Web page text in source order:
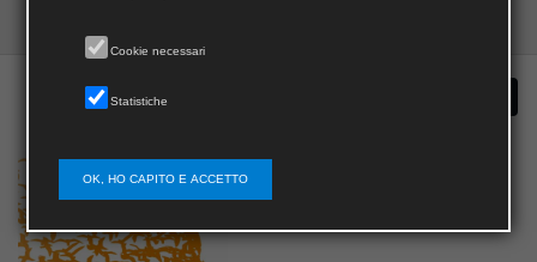
Cookie necessari
Statistiche
OK, HO CAPITO E ACCETTO